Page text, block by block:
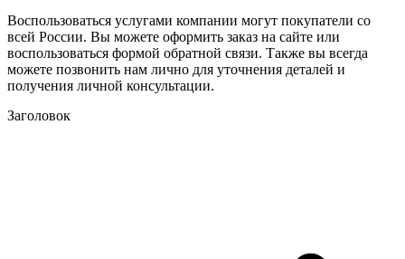
Воспользоваться услугами компании могут покупатели со
всей России. Вы можете оформить заказ на сайте или
воспользоваться формой обратной связи. Также вы всегда
можете позвонить нам лично для уточнения деталей и
получения личной консультации.
Заголовок